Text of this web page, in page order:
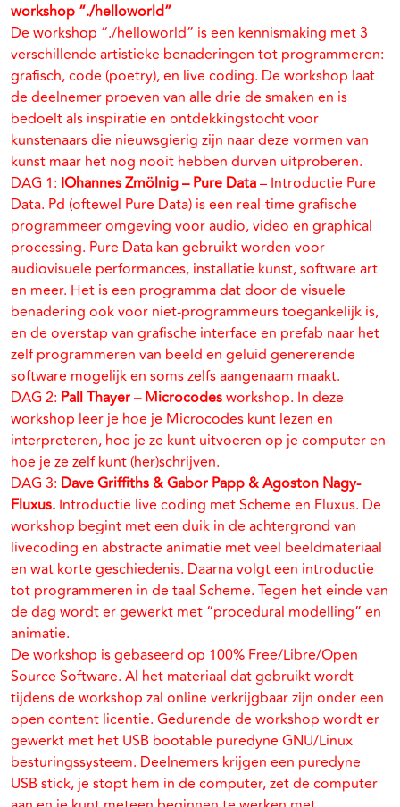
workshop “./helloworld”
De workshop “./helloworld” is een kennismaking met 3
verschillende artistieke benaderingen tot programmeren:
grafisch, code (poetry), en live coding. De workshop laat
de deelnemer proeven van alle drie de smaken en is
bedoelt als inspiratie en ontdekkingstocht voor
kunstenaars die nieuwsgierig zijn naar deze vormen van
kunst maar het nog nooit hebben durven uitproberen.
DAG 1: IOhannes Zmölnig – Pure Data– Introductie Pure
Data. Pd (oftewel Pure Data) is een real-time grafische
programmeer omgeving voor audio, video en graphical
processing. Pure Data kan gebruikt worden voor
audiovisuele performances, installatie kunst, software art
en meer. Het is een programma dat door de visuele
benadering ook voor niet-programmeurs toegankelijk is,
en de overstap van grafische interface en prefab naar het
zelf programmeren van beeld en geluid genererende
software mogelijk en soms zelfs aangenaam maakt.
DAG 2: Pall Thayer – Microcodesworkshop. In deze
workshop leer je hoe je Microcodes kunt lezen en
interpreteren, hoe je ze kunt uitvoeren op je computer en
hoe je ze zelf kunt (her)schrijven.
DAG 3: Dave Griffiths & Gabor Papp & Agoston Nagy-
Fluxus. Introductie live coding met Scheme en Fluxus. De
workshop begint met een duik in de achtergrond van
livecoding en abstracte animatie met veel beeldmateriaal
en wat korte geschiedenis. Daarna volgt een introductie
tot programmeren in de taal Scheme. Tegen het einde van
de dag wordt er gewerkt met “procedural modelling” en
animatie.
De workshop is gebaseerd op 100% Free/Libre/Open
Source Software. Al het materiaal dat gebruikt wordt
tijdens de workshop zal online verkrijgbaar zijn onder een
open content licentie. Gedurende de workshop wordt er
gewerkt met het USB bootable puredyne GNU/Linux
besturingssysteem. Deelnemers krijgen een puredyne
USB stick, je stopt hem in de computer, zet de computer